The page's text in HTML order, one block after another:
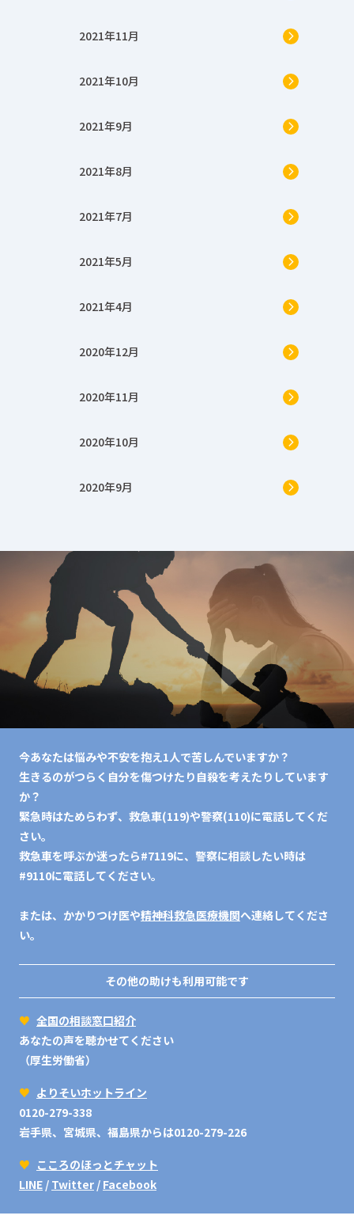
2021年11月
2021年10月
2021年9月
2021年8月
2021年7月
2021年5月
2021年4月
2020年12月
2020年11月
2020年10月
2020年9月
今あなたは悩みや不安を抱え1人で苦しんでいますか？
生きるのがつらく自分を傷つけたり自殺を考えたりしています
か？
緊急時はためらわず、救急車(119)や警察(110)に電話してくだ
さい。
救急車を呼ぶか迷ったら#7119に、警察に相談したい時は
#9110に電話してください。
または、かかりつけ医や精神科救急医療機関へ連絡してくださ
い。
その他の助けも利用可能です
♥ 全国の相談窓口紹介
あなたの声を聴かせてください
（厚生労働省）
♥ よりそいホットライン
0120-279-338
岩手県、宮城県、福島県からは0120-279-226
♥ こころのほっとチャット
LINE / Twitter / Facebook